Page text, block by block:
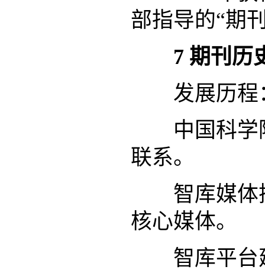
部指导的“期
7 期刊历
发展历程
中国科学
联系。
智库媒体
核心媒体。
智库平台